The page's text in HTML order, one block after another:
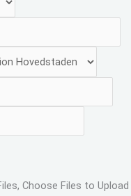
Choose Files to Upload